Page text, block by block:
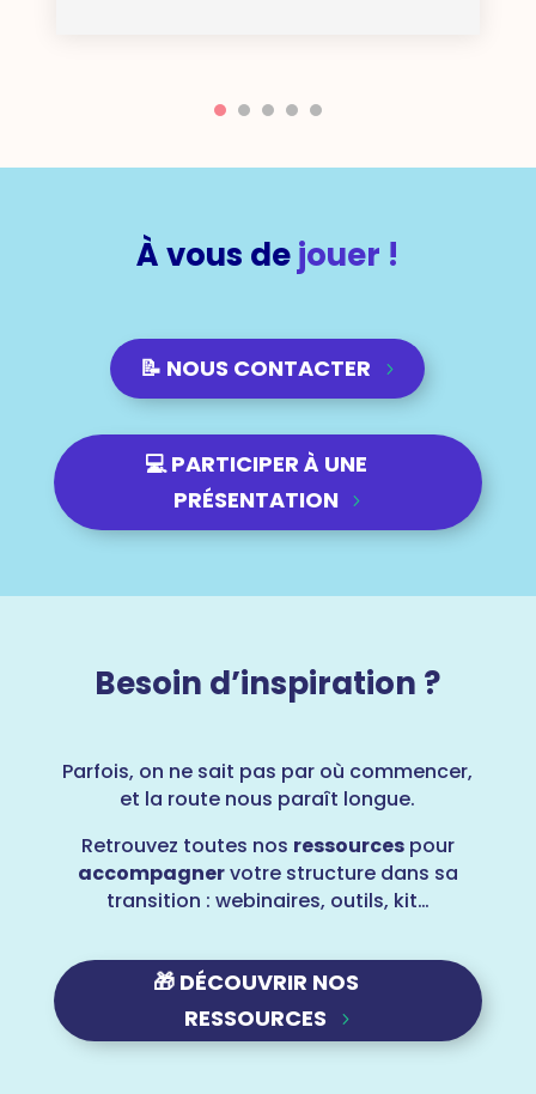
Àvous dejouer !
📝 NOUS CONTACTER
💻 PARTICIPER À UNE
PRÉSENTATION
Besoin d’inspiration ?
Parfois, on ne sait pas par où commencer,
et la route nous paraît longue.
Retrouvez toutes nos ressourcespour
accompagnervotre structure dans sa
transition : webinaires, outils, kit…
🎁 DÉCOUVRIR NOS
RESSOURCES